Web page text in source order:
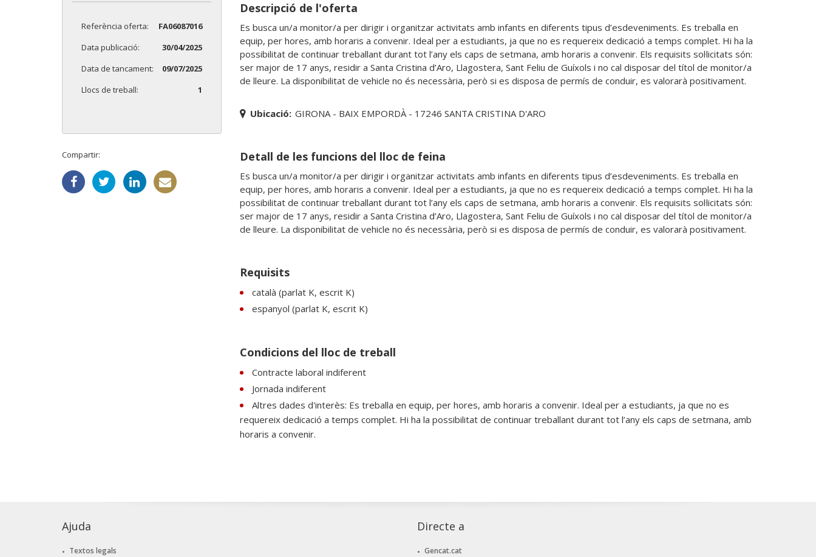
Referència oferta:
FA06087016
Data publicació:
30/04/2025
Data de tancament:
09/07/2025
Llocs de treball:
1
Compartir:
Descripció de l'oferta
Es busca un/a monitor/a per dirigir i organitzar activitats amb infants en diferents tipus d’esdeveniments. Es treballa en
equip, per hores, amb horaris a convenir. Ideal per a estudiants, ja que no es requereix dedicació a temps complet. Hi ha la
possibilitat de continuar treballant durant tot l’any els caps de setmana, amb horaris a convenir. Els requisits sol·licitats són:
ser major de 17 anys, residir a Santa Cristina d’Aro, Llagostera, Sant Feliu de Guíxols i no cal disposar del títol de monitor/a
de lleure. La disponibilitat de vehicle no és necessària, però si es disposa de permís de conduir, es valorarà positivament.
Ubicació: GIRONA - BAIX EMPORDÀ - 17246 SANTA CRISTINA D'ARO
Detall de les funcions del lloc de feina
Es busca un/a monitor/a per dirigir i organitzar activitats amb infants en diferents tipus d’esdeveniments. Es treballa en
equip, per hores, amb horaris a convenir. Ideal per a estudiants, ja que no es requereix dedicació a temps complet. Hi ha la
possibilitat de continuar treballant durant tot l’any els caps de setmana, amb horaris a convenir. Els requisits sol·licitats són:
ser major de 17 anys, residir a Santa Cristina d’Aro, Llagostera, Sant Feliu de Guíxols i no cal disposar del títol de monitor/a
de lleure. La disponibilitat de vehicle no és necessària, però si es disposa de permís de conduir, es valorarà positivament.
Requisits
català (parlat K, escrit K)
espanyol (parlat K, escrit K)
Condicions del lloc de treball
Contracte laboral indiferent
Jornada indiferent
Altres dades d'interès: Es treballa en equip, per hores, amb horaris a convenir. Ideal per a estudiants, ja que no es
requereix dedicació a temps complet. Hi ha la possibilitat de continuar treballant durant tot l’any els caps de setmana, amb
horaris a convenir.
Ajuda
Textos legals
Directe a
Gencat.cat